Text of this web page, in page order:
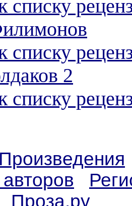
списку
списку
2
списку
Произведения
Проза.ру